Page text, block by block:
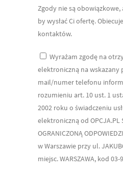
Zgody nie są
by wysłać Ci ofertę.
kontaktów.
Wyrażam zgodę na
elektroniczną na wskazany
mail/numer telefonu
rozumieniu art. 10 ust. 1
2002 roku o świadczeniu
elektroniczną od OPCJA.PL
OGRANICZONĄ
w Warszawie przy ul.
miejsc. WARSZAWA, kod 03-